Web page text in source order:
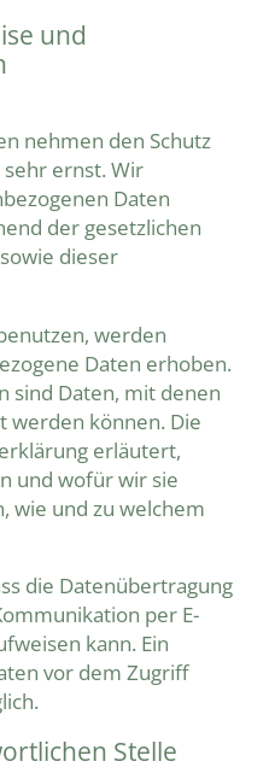
und
nehmen den Schutz
ernst. Wir
Daten
der gesetzlichen
dieser
werden
Daten erhoben.
sind Daten, mit denen
werden können. Die
erläutert,
und wofür wir sie
wie und zu welchem
die Datenübertragung
per E-
kann. Ein
vor dem Zugriff
Stelle